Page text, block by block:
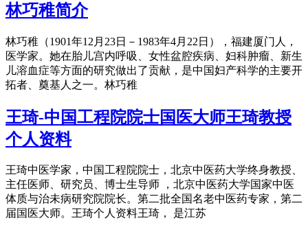
林巧稚简介
林巧稚（1901年12月23日－1983年4月22日），福建厦门人，
医学家。她在胎儿宫内呼吸、女性盆腔疾病、妇科肿瘤、新生
儿溶血症等方面的研究做出了贡献，是中国妇产科学的主要开
拓者、奠基人之一。林巧稚
王琦-中国工程院院士国医大师王琦教授
个人资料
王琦中医学家，中国工程院院士，北京中医药大学终身教授、
主任医师、研究员、博士生导师 ，北京中医药大学国家中医
体质与治未病研究院院长。第二批全国名老中医药专家，第二
届国医大师。王琦个人资料王琦， 是江苏